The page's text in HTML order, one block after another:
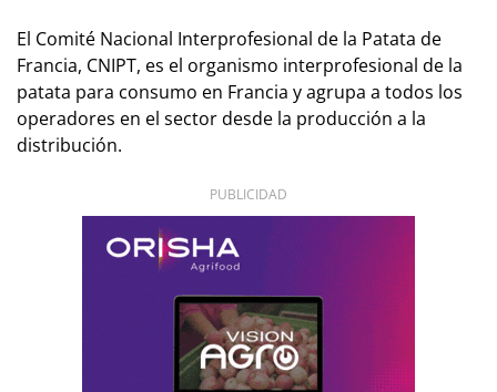
El Comité Nacional Interprofesional de la Patata de
Francia, CNIPT, es el organismo interprofesional de la
patata para consumo en Francia y agrupa a todos los
operadores en el sector desde la producción a la
distribución.
PUBLICIDAD